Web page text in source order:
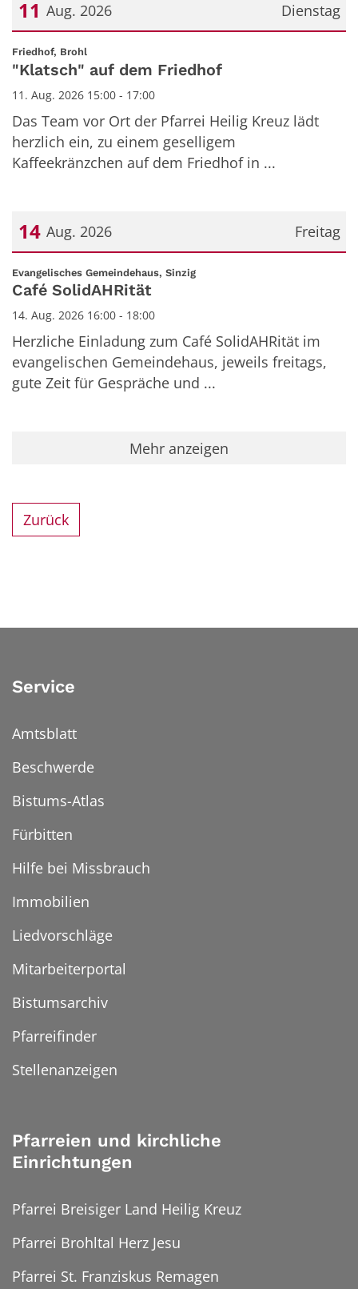
Dienstag
11 Aug. 2026
Datum: 11. August 2026
Friedhof, Brohl
"Klatsch" auf dem Friedhof
11. Aug. 2026 15:00 - 17:00
Das Team vor Ort der Pfarrei Heilig Kreuz lädt
herzlich ein, zu einem geselligem
Kaffeekränzchen auf dem Friedhof in ...
Freitag
14 Aug. 2026
Datum: 14. August 2026
Evangelisches Gemeindehaus, Sinzig:
Café SolidAHRität
14. Aug. 2026 16:00 - 18:00
Herzliche Einladung zum Café SolidAHRität im
evangelischen Gemeindehaus, jeweils freitags,
gute Zeit für Gespräche und ...
Mehr anzeigen
Zurück
Service
Amtsblatt
Beschwerde
Bistums-Atlas
Fürbitten
Hilfe bei Missbrauch
Immobilien
Liedvorschläge
Mitarbeiterportal
Bistumsarchiv
Pfarreifinder
Stellenanzeigen
Pfarreien und kirchliche
Einrichtungen
Pfarrei Breisiger Land Heilig Kreuz
Pfarrei Brohltal Herz Jesu
Pfarrei St. Franziskus Remagen